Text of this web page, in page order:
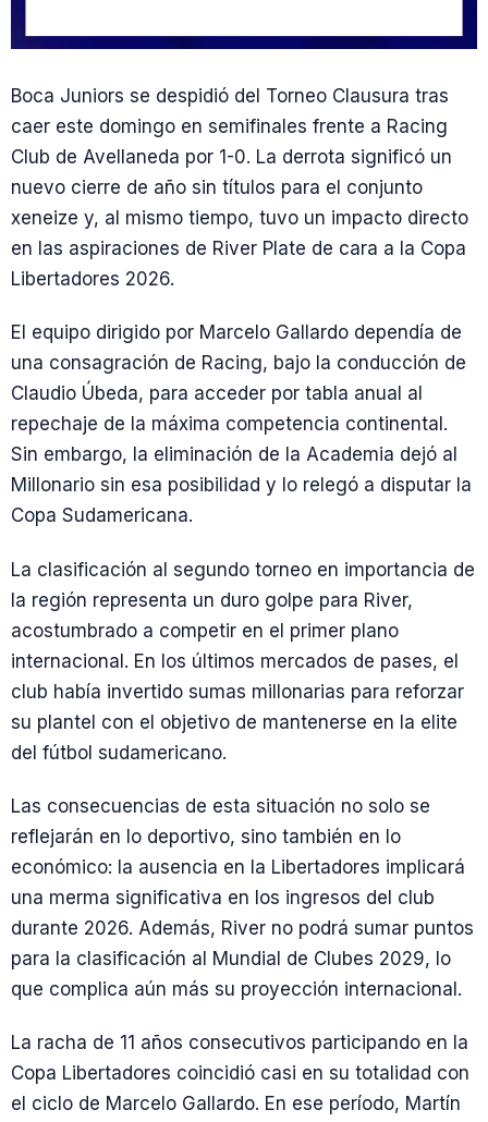
Boca Juniors se despidió del Torneo Clausura tras
caer este domingo en semifinales frente a Racing
Club de Avellaneda por 1-0. La derrota significó un
nuevo cierre de año sin títulos para el conjunto
xeneize y, al mismo tiempo, tuvo un impacto directo
en las aspiraciones de River Plate de cara a la Copa
Libertadores 2026.
El equipo dirigido por Marcelo Gallardo dependía de
una consagración de Racing, bajo la conducción de
Claudio Úbeda, para acceder por tabla anual al
repechaje de la máxima competencia continental.
Sin embargo, la eliminación de la Academia dejó al
Millonario sin esa posibilidad y lo relegó a disputar la
Copa Sudamericana.
La clasificación al segundo torneo en importancia de
la región representa un duro golpe para River,
acostumbrado a competir en el primer plano
internacional. En los últimos mercados de pases, el
club había invertido sumas millonarias para reforzar
su plantel con el objetivo de mantenerse en la elite
del fútbol sudamericano.
Las consecuencias de esta situación no solo se
reflejarán en lo deportivo, sino también en lo
económico: la ausencia en la Libertadores implicará
una merma significativa en los ingresos del club
durante 2026. Además, River no podrá sumar puntos
para la clasificación al Mundial de Clubes 2029, lo
que complica aún más su proyección internacional.
La racha de 11 años consecutivos participando en la
Copa Libertadores coincidió casi en su totalidad con
el ciclo de Marcelo Gallardo. En ese período, Martín